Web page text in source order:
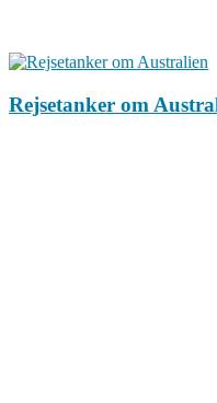
Rejsetanker om